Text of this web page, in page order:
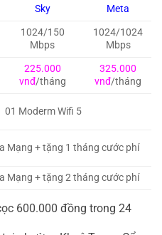
Sky
Meta
1024/150
Mbps
1024/1024
Mbps
225.000
vnđ/tháng
325.000
vnđ/tháng
01 Moderm Wifi 5
Mạng + tặng 1 tháng cước phí
Mạng + tặng 2 tháng cước phí
600.000 đồng trong 24